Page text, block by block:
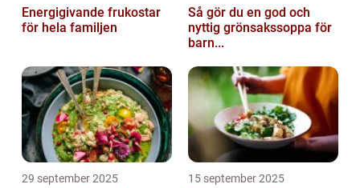
Energigivande frukostar
för hela familjen
Så gör du en god och
nyttig grönsakssoppa för
barn...
29 september 2025 15 september 2025